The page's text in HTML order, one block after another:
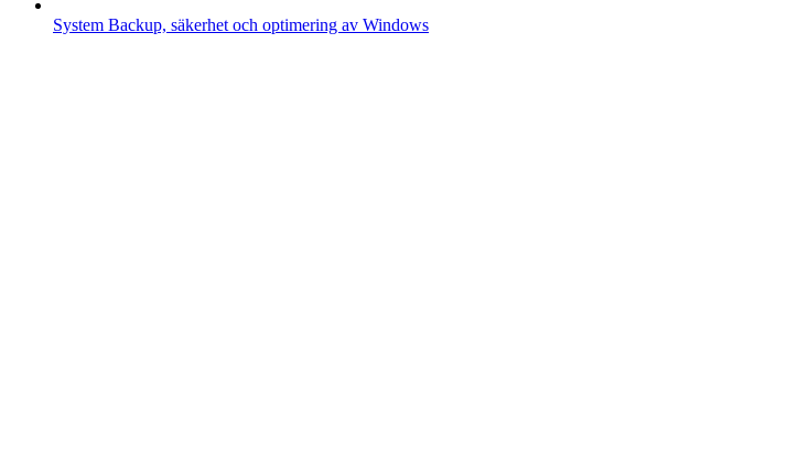
System Backup, säkerhet och optimering av Windows